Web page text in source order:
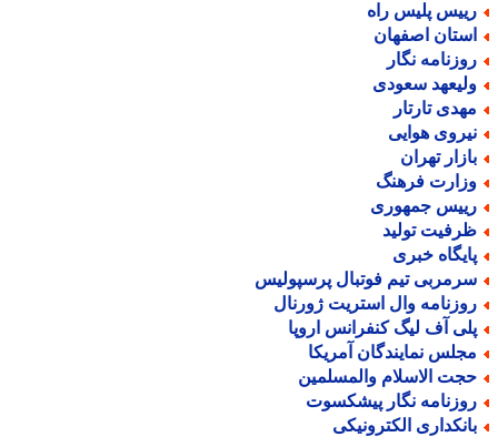
پلیس راه
اصفهان
نگار
سعودی
تارتار
هوایی
تهران
فرهنگ
جمهوری
تولید
خبری
تیم فوتبال پرسپولیس
وال استریت ژورنال
آف لیگ کنفرانس اروپا
نمایندگان آمریکا
الاسلام والمسلمین
نگار پیشکسوت
الکترونیکی